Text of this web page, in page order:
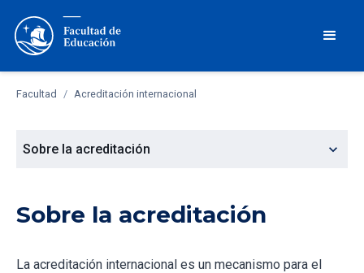
Facultad / Acreditación internacional
Sobre la acreditación expand_more
Sobre la acreditación
La acreditación internacional es un mecanismo para el